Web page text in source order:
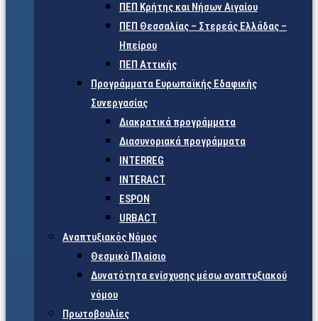
ΠΕΠ Κρήτης και Νήσων Αιγαίου
ΠΕΠ Θεσσαλίας – Στερεάς Ελλάδας –
Ηπείρου
ΠΕΠ Αττικής
Προγράμματα Ευρωπαϊκής Εδαφικής
Συνεργασίας
Διακρατικά προγράμματα
Διασυνοριακά προγράμματα
INTERREG
INTERACT
ESPON
URBACT
Αναπτυξιακός Νόμος
Θεσμικό Πλαίσιο
Δυνατότητα ενίσχυσης μέσω αναπτυξιακού
νόμου
Πρωτοβουλίες